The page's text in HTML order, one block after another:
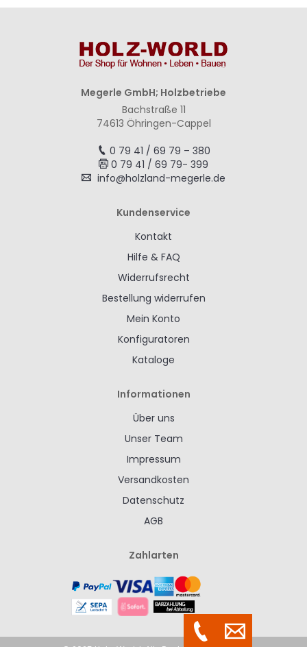
Megerle GmbH; Holzbetriebe
Bachstraße 11
74613 Öhringen-Cappel
0 79 41 / 69 79 – 380
0 79 41 / 69 79- 399
info@holzland-megerle.de
Kundenservice
Kontakt
Hilfe & FAQ
Widerrufsrecht
Bestellung widerrufen
Mein Konto
Konfiguratoren
Kataloge
Informationen
Über uns
Unser Team
Impressum
Versandkosten
Datenschutz
AGB
Zahlarten